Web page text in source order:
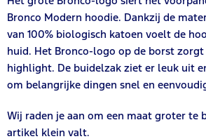
Bronco Modern hoodie. Dankzij de
van 100% biologisch katoen voelt de
huid. Het Bronco-logo op de borst
highlight. De buidelzak ziet er leuk uit
om belangrijke dingen snel en
Wij raden je aan om een maat groter te
artikel klein valt.